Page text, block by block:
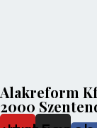
Alakreform
2000